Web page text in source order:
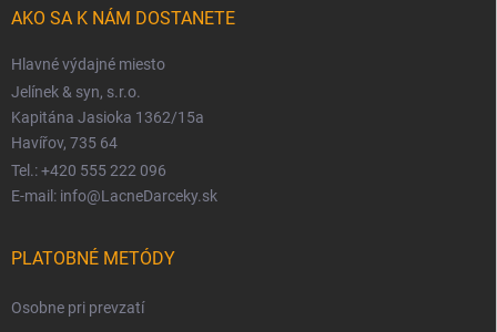
AKO SA K NÁM DOSTANETE
Hlavné výdajné miesto
Jelínek & syn, s.r.o.
Kapitána Jasioka 1362/15a
Havířov, 735 64
Tel.: +420 555 222 096
E-mail: info@LacneDarceky.sk
PLATOBNÉ METÓDY
Osobne pri prevzatí